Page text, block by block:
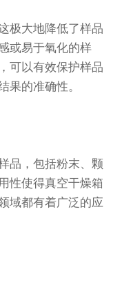
极大地降低了样品
或易于氧化的样
可以有效保护样品
果的准确性。
品，包括粉末、颗
性使得真空干燥箱
域都有着广泛的应